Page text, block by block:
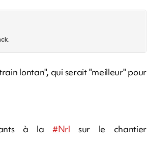
lontan", qui serait "meilleur" pour
à la #Nrl sur le chantier